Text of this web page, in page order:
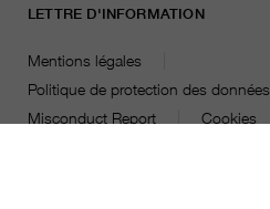
LETTRE D'INFORMATION
Mentions légales
Politique de protection des données
Misconduct Report
Cookies